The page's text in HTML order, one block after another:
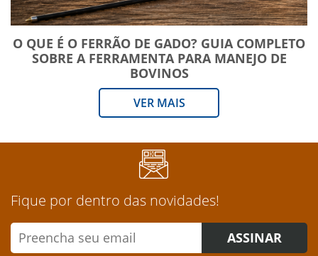
O QUE É O FERRÃO DE GADO? GUIA COMPLETO
SOBRE A FERRAMENTA PARA MANEJO DE
BOVINOS
VER MAIS
Fique por dentro das novidades!
ASSINAR